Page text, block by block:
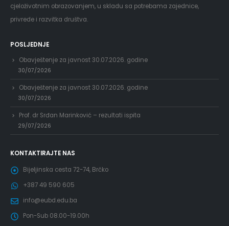
cjeloživotnim obrazovanjem, u skladu sa potrebama zajednice,
privrede i razvitka društva.
POSLJEDNJE
Obavještenje za javnost 30.07.2026. godine
30/07/2026
Obavještenje za javnost 30.07.2026. godine
30/07/2026
Prof. dr Srđan Marinković – rezultati ispita
29/07/2026
KONTAKTIRAJTE NAS
Bijeljinska cesta 72-74, Brčko
+387 49 590 605
info@eubd.edu.ba
Pon-Sub 08.00-19.00h